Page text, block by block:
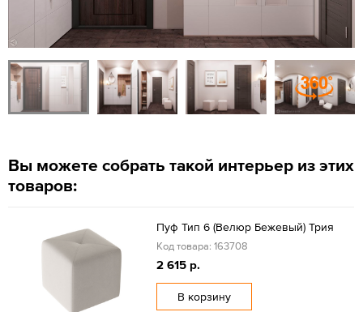
Вы можете собрать такой интерьер из этих
товаров:
Пуф Тип 6 (Велюр Бежевый) Трия
Код товара: 163708
2 615 р.
В корзину